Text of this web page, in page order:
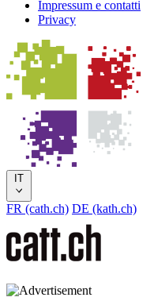
Impressum e contatti
Privacy
IT
FR (cath.ch) DE (kath.ch)